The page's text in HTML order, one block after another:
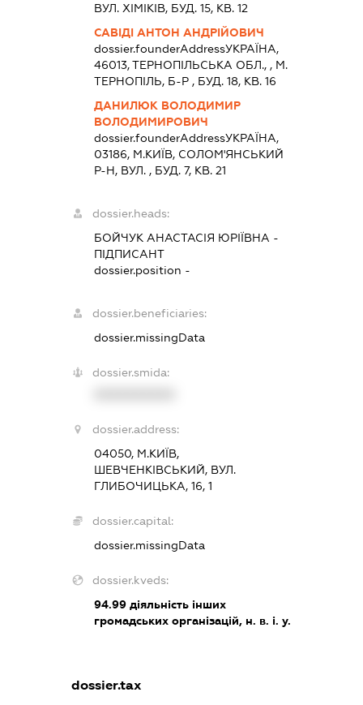
ВУЛ. ХІМІКІВ, БУД. 15, КВ. 12
САВІДІ АНТОН АНДРІЙОВИЧ
dossier.founderAddressУКРАЇНА,
46013, ТЕРНОПIЛЬСЬКА ОБЛ., , М.
ТЕРНОПІЛЬ, Б-Р , БУД. 18, КВ. 16
ДАНИЛЮК ВОЛОДИМИР
ВОЛОДИМИРОВИЧ
dossier.founderAddressУКРАЇНА,
03186, М.КИЇВ, СОЛОМ'ЯНСЬКИЙ
Р-Н, ВУЛ. , БУД. 7, КВ. 21
dossier.heads:
БОЙЧУК АНАСТАСІЯ ЮРІЇВНА -
ПІДПИСАНТ
dossier.position -
dossier.beneficiaries:
dossier.missingData
dossier.smida:
dossier.address:
04050, М.КИЇВ,
ШЕВЧЕНКІВСЬКИЙ, ВУЛ.
ГЛИБОЧИЦЬКА, 16, 1
dossier.capital:
dossier.missingData
dossier.kveds:
94.99діяльність інших
громадських організацій, н. в. і. у.
dossier.tax